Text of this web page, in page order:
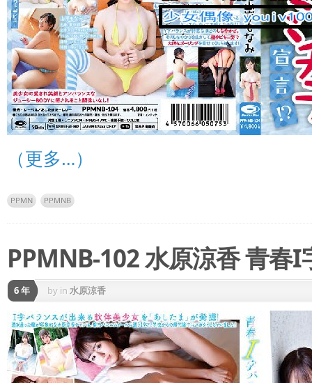
（更多…）
PPMN PPMNB
PPMNB-102 水原涼香 青春
6 年 by in 水原涼香